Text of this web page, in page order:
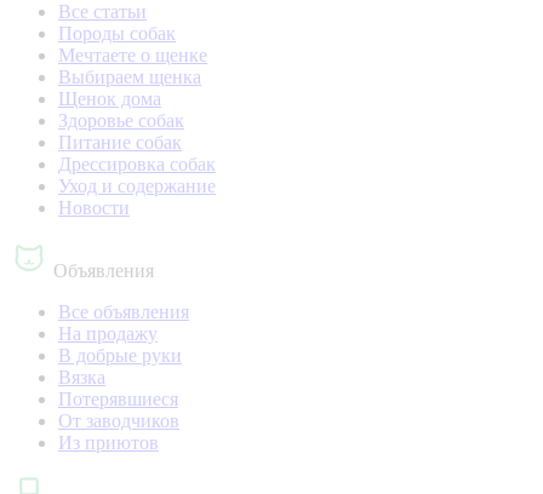
Все статьи
Породы собак
Мечтаете о щенке
Выбираем щенка
Щенок дома
Здоровье собак
Питание собак
Дрессировка собак
Уход и содержание
Новости
Объявления
Все объявления
На продажу
В добрые руки
Вязка
Потерявшиеся
От заводчиков
Из приютов